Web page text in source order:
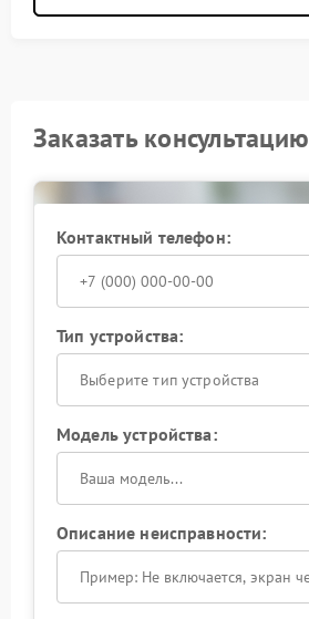
Заказать консультацию
Контактный телефон:
Тип устройства:
Выберите тип устройства
Модель устройства:
Описание неисправности: